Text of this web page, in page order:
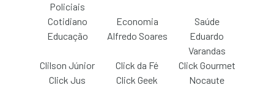
Policiais
Cotidiano Economia
Saúde
Educação
Alfredo Soares
Eduardo
Varandas
Clilson Júnior
Click da Fé
Click Gourmet
Click Jus
Click Geek Nocaute